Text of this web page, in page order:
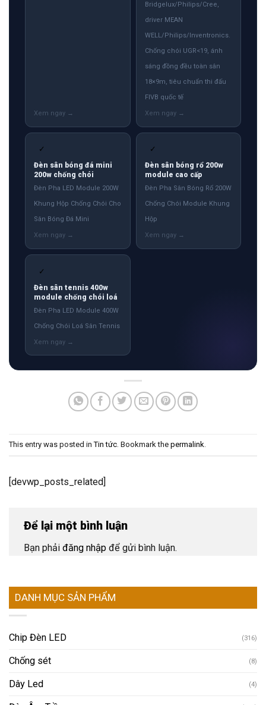
Bridgelux/Philips/Cree,
driver MEAN
WELL/Philips/Inventronics.
Chống chói UGR<19, ánh
sáng đồng đều toàn sân
18×9m, tiêu chuẩn thi đấu
FIVB quốc tế
✓
Đèn sân bóng đá mini
200w chống chói
Đèn Pha LED Module 200W
Khung Hộp Chống Chói Cho
Sân Bóng Đá Mini
✓
Đèn sân bóng rổ 200w
module cao cấp
Đèn Pha Sân Bóng Rổ 200W
Chống Chói Module Khung
Hộp
✓
Đèn sân tennis 400w
module chống chói loá
Đèn Pha LED Module 400W
Chống Chói Loá Sân Tennis
This entry was posted inTin tức . Bookmark the permalink
[devwp_posts_related]
Để lại một bình luận
Bạn phải đăng nhập để gửi bình luận.
DANH MỤC SẢN PHẨM
Chip Đèn LED (316)
Chống sét (8)
Dây Led (4)